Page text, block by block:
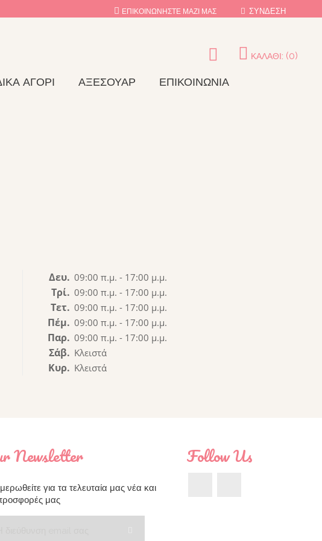
ΣΎΝΔΕΣΗ
ΕΠΙΚΟΙΝΩΝΉΣΤΕ ΜΑΖΊ ΜΑΣ
ΚΑΛΆΘΙ: (0)
ΑΓΌΡΙ ΑΞΕΣΟΥΆΡ ΕΠΙΚΟΙΝΩΝΊΑ
Δευ. 09:00 π.μ. - 17:00 μ.μ.
Τρί. 09:00 π.μ. - 17:00 μ.μ.
Τετ. 09:00 π.μ. - 17:00 μ.μ.
Πέμ. 09:00 π.μ. - 17:00 μ.μ.
Παρ. 09:00 π.μ. - 17:00 μ.μ.
Σάβ. Κλειστά
Κυρ. Κλειστά
Newsletter
για τα τελευταία μας νέα και
μας
Follow Us